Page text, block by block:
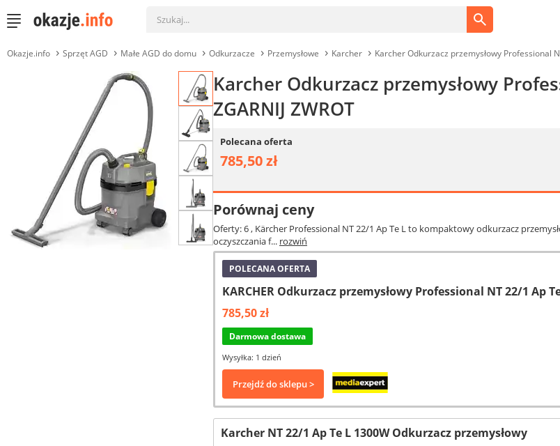
Okazje.info Sprzęt AGD Małe AGD do domu Odkurzacze Przemysłowe Karcher Karcher Odkurzacz przemysłowy Professional
Karcher Odkurzacz przemysłowy
ZGARNIJ ZWROT
Polecana oferta
785,50 zł
Porównaj ceny
Oferty: 6, Kärcher Professional NT 22/1 Ap Te L to kompaktowy odkurzacz
oczyszczania f... rozwiń
POLECANA OFERTA
KARCHER Odkurzacz przemysłowy Professional NT 22/1 Ap
785,50 zł
Darmowa dostawa
Wysyłka: 1 dzień
Przejdź do sklepu >
Karcher NT 22/1 Ap Te L 1300W Odkurzacz przemysłowy